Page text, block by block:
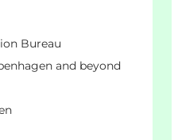
Bureau
and beyond